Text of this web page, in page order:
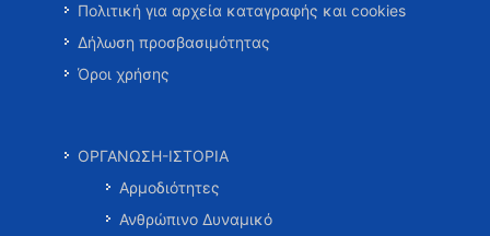
Πολιτική για αρχεία καταγραφής και cookies
Δήλωση προσβασιμότητας
Όροι χρήσης
ΟΡΓΑΝΩΣΗ-ΙΣΤΟΡΙΑ
Αρμοδιότητες
Ανθρώπινο Δυναμικό